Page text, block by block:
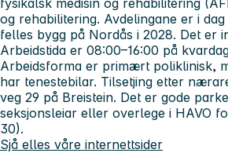
og rehabilitering. Avdelingane er i
felles bygg på Nordås i 2028. Det er
Arbeidstida er 08:00–16:00 på
Arbeidsforma er primært poliklinisk,
har tenestebilar. Tilsetjing etter
veg 29 på Breistein. Det er gode
seksjonsleiar eller overlege i HAVO
30).
Sjå elles våre internettsider